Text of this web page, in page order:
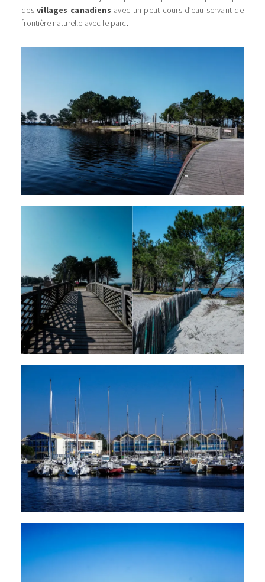
desvillages canadiens avec un petit cours d’eau servant de
frontière naturelle avec le parc.